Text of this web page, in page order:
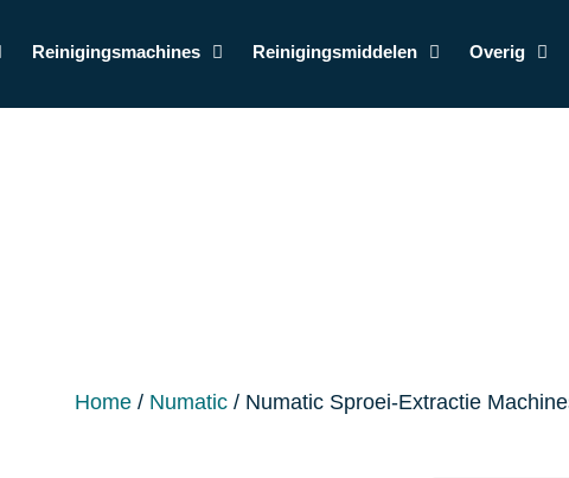
Reinigingsmachines Reinigingsmiddelen Overig
Home / Numatic / Numatic Sproei-Extractie